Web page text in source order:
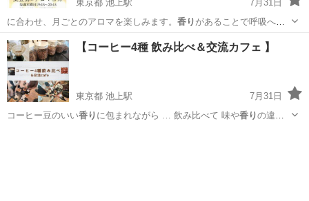
東京都 池上駅
7月31日
に合わせ、月ごとのアロマを楽しみます。 香り があることで呼吸への
意識が深まり、リフ…
東京 大田区 ヨガ
【コーヒー4種 飲み比べ＆交流カフェ 】
東京都 池上駅
7月31日
コーヒー豆のいい香り に包まれながら … 飲み比べて 味や香りの違い